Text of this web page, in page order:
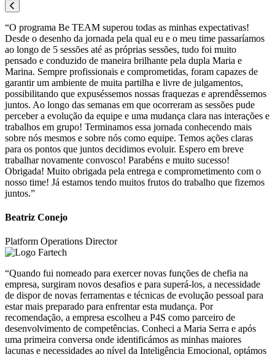
“O programa Be TEAM superou todas as minhas expectativas!
Desde o desenho da jornada pela qual eu e o meu time passaríamos
ao longo de 5 sessões até as próprias sessões, tudo foi muito
pensado e conduzido de maneira brilhante pela dupla Maria e
Marina. Sempre profissionais e comprometidas, foram capazes de
garantir um ambiente de muita partilha e livre de julgamentos,
possibilitando que expuséssemos nossas fraquezas e aprendêssemos
juntos. Ao longo das semanas em que ocorreram as sessões pude
perceber a evolução da equipe e uma mudança clara nas interações e
trabalhos em grupo! Terminamos essa jornada conhecendo mais
sobre nós mesmos e sobre nós como equipe. Temos ações claras
para os pontos que juntos decidimos evoluir. Espero em breve
trabalhar novamente convosco! Parabéns e muito sucesso!
Obrigada! Muito obrigada pela entrega e comprometimento com o
nosso time! Já estamos tendo muitos frutos do trabalho que fizemos
juntos.”
Beatriz Conejo
Platform Operations Director
“Quando fui nomeado para exercer novas funções de chefia na
empresa, surgiram novos desafios e para superá-los, a necessidade
de dispor de novas ferramentas e técnicas de evolução pessoal para
estar mais preparado para enfrentar esta mudança. Por
recomendação, a empresa escolheu a P4S como parceiro de
desenvolvimento de competências. Conheci a Maria Serra e após
uma primeira conversa onde identificámos as minhas maiores
lacunas e necessidades ao nível da Inteligência Emocional, optámos